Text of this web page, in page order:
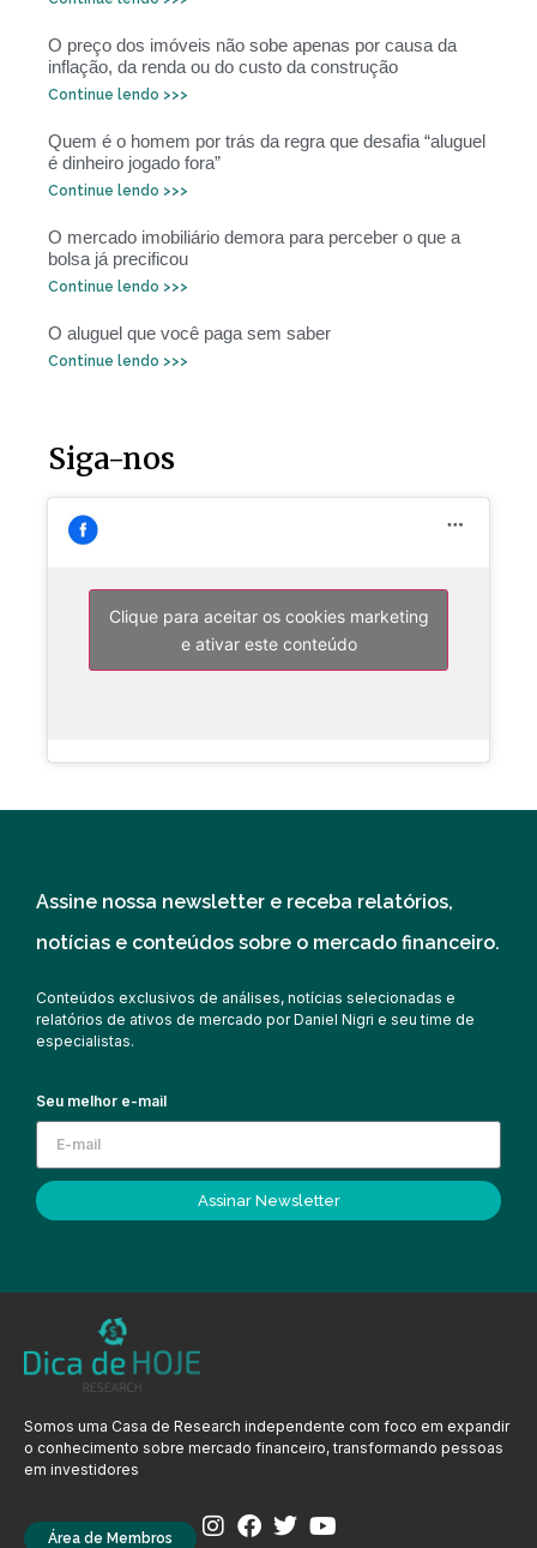
O preço dos imóveis não sobe apenas por causa da
inflação, da renda ou do custo da construção
Continue lendo >>>
Quem é o homem por trás da regra que desafia “aluguel
é dinheiro jogado fora”
Continue lendo >>>
O mercado imobiliário demora para perceber o que a
bolsa já precificou
Continue lendo >>>
O aluguel que você paga sem saber
Continue lendo >>>
Siga-nos
Clique para aceitar os cookies marketing
e ativar este conteúdo
Assine nossa newsletter e receba relatórios,
notícias e conteúdos sobre o mercado financeiro.
Conteúdos exclusivos de análises, notícias selecionadas e
relatórios de ativos de mercado por Daniel Nigri e seu time de
especialistas.
Seu melhor e-mail
Assinar Newsletter
Somos uma Casa de Research independente com foco em expandir
o conhecimento sobre mercado financeiro, transformando pessoas
em investidores
Área de Membros